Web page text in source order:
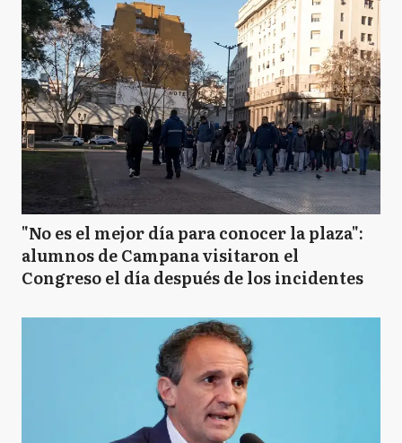
"No es el mejor día para conocer la plaza":
alumnos de Campana visitaron el
Congreso el día después de los incidentes